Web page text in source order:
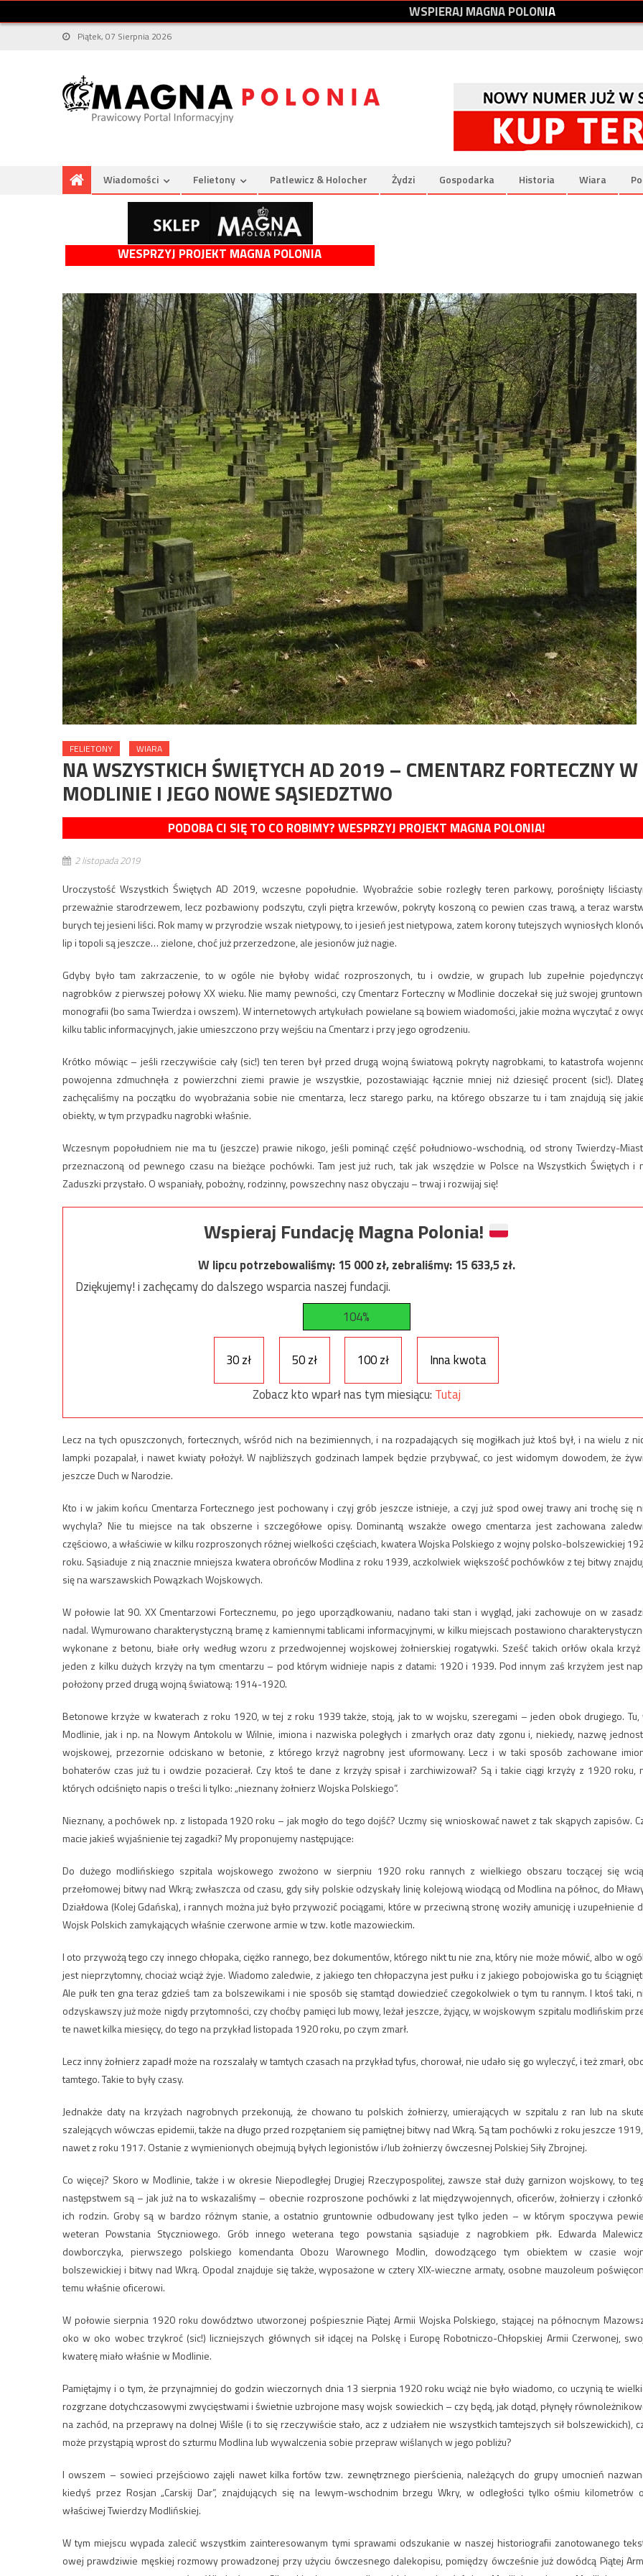
WSPIERAJMAGNAPOLONIA
Piątek, 07 Sierpnia 2026
Wiadomości Felietony Patlewicz & Holocher Żydzi Gospodarka Historia Wiara
WESPRZYJ PROJEKT MAGNA POLONIA
FELIETONY WIARA
NA WSZYSTKICH ŚWIĘTYCH AD 2019 – CMENTARZ FORTECZNY W
MODLINIE I JEGO NOWE SĄSIEDZTWO
PODOBA CI SIĘ TO CO ROBIMY? WESPRZYJ PROJEKT MAGNA POLONIA!
2 listopada 2019
Uroczystość Wszystkich Świętych AD 2019, wczesne popołudnie. Wyobraźcie sobie rozległy teren parkowy, porośnięty
przeważnie starodrzewem, lecz pozbawiony podszytu, czyli piętra krzewów, pokryty koszoną co pewien czas trawą, a teraz
burych tej jesieni liści. Rok mamy w przyrodzie wszak nietypowy, to i jesień jest nietypowa, zatem korony tutejszych wyniosłych
lip i topoli są jeszcze… zielone, choć już przerzedzone, ale jesionów już nagie.
Gdyby było tam zakrzaczenie, to w ogóle nie byłoby widać rozproszonych, tu i owdzie, w grupach lub zupełnie
nagrobków z pierwszej połowy XX wieku. Nie mamy pewności, czy Cmentarz Forteczny w Modlinie doczekał się już swojej
monografii (bo sama Twierdza i owszem). W internetowych artykułach powielane są bowiem wiadomości, jakie można wyczytać z
kilku tablic informacyjnych, jakie umieszczono przy wejściu na Cmentarz i przy jego ogrodzeniu.
Krótko mówiąc – jeśli rzeczywiście cały (sic!) ten teren był przed drugą wojną światową pokryty nagrobkami, to katastrofa
powojenna zdmuchnęła z powierzchni ziemi prawie je wszystkie, pozostawiając łącznie mniej niż dziesięć procent (sic!).
zachęcaliśmy na początku do wyobrażania sobie nie cmentarza, lecz starego parku, na którego obszarze tu i tam znajdują się
obiekty, w tym przypadku nagrobki właśnie.
Wczesnym popołudniem nie ma tu (jeszcze) prawie nikogo, jeśli pominąć część południowo-wschodnią, od strony Twierdzy-
przeznaczoną od pewnego czasu na bieżące pochówki. Tam jest już ruch, tak jak wszędzie w Polsce na Wszystkich Świętych i
Zaduszki przystało. O wspaniały, pobożny, rodzinny, powszechny nasz obyczaju – trwaj i rozwijaj się!
Wspieraj Fundację Magna Polonia!
W lipcu potrzebowaliśmy:15 000zł, zebraliśmy:15 633,5zł.
Dziękujemy! i zachęcamy do dalszego wsparcia naszej fundacji.
104%
30 zł 50 zł 100 zł
Inna kwota
Zobacz kto wparł nas tym miesiącu: Tutaj
Lecz na tych opuszczonych, fortecznych, wśród nich na bezimiennych, i na rozpadających się mogiłkach już ktoś był, i na wielu z
lampki pozapalał, i nawet kwiaty położył. W najbliższych godzinach lampek będzie przybywać, co jest widomym dowodem, że
jeszcze Duch w Narodzie.
Kto i w jakim końcu Cmentarza Fortecznego jest pochowany i czyj grób jeszcze istnieje, a czyj już spod owej trawy ani trochę się
wychyla? Nie tu miejsce na tak obszerne i szczegółowe opisy. Dominantą wszakże owego cmentarza jest zachowana
częściowo, a właściwie w kilku rozproszonych różnej wielkości częściach, kwatera Wojska Polskiego z wojny polsko-bolszewickiej
roku. Sąsiaduje z nią znacznie mniejsza kwatera obrońców Modlina z roku 1939, aczkolwiek większość pochówków z tej bitwy
się na warszawskich Powązkach Wojskowych.
W połowie lat 90. XX Cmentarzowi Fortecznemu, po jego uporządkowaniu, nadano taki stan i wygląd, jaki zachowuje on w
nadal. Wymurowano charakterystyczną bramę z kamiennymi tablicami informacyjnymi, w kilku miejscach postawiono
wykonane z betonu, białe orły według wzoru z przedwojennej wojskowej żołnierskiej rogatywki. Sześć takich orłów okala
jeden z kilku dużych krzyży na tym cmentarzu – pod którym widnieje napis z datami: 1920 i 1939. Pod innym zaś krzyżem jest
położony przed drugą wojną światową: 1914-1920.
Betonowe krzyże w kwaterach z roku 1920, w tej z roku 1939 także, stoją, jak to w wojsku, szeregami – jeden obok drugiego. Tu,
Modlinie, jak i np. na Nowym Antokolu w Wilnie, imiona i nazwiska poległych i zmarłych oraz daty zgonu i, niekiedy, nazwę
wojskowej, przezornie odciskano w betonie, z którego krzyż nagrobny jest uformowany. Lecz i w taki sposób zachowane
bohaterów czas już tu i owdzie pozacierał. Czy ktoś te dane z krzyży spisał i zarchiwizował? Są i takie ciągi krzyży z 1920 roku,
których odciśnięto napis o treści li tylko: „nieznany żołnierz Wojska Polskiego”.
Nieznany, a pochówek np. z listopada 1920 roku – jak mogło do tego dojść? Uczmy się wnioskować nawet z tak skąpych zapisów.
macie jakieś wyjaśnienie tej zagadki? My proponujemy następujące:
Do dużego modlińskiego szpitala wojskowego zwożono w sierpniu 1920 roku rannych z wielkiego obszaru toczącej się
przełomowej bitwy nad Wkrą; zwłaszcza od czasu, gdy siły polskie odzyskały linię kolejową wiodącą od Modlina na północ, do
Działdowa (Kolej Gdańska), i rannych można już było przywozić pociągami, które w przeciwną stronę woziły amunicję i uzupełnienie
Wojsk Polskich zamykających właśnie czerwone armie w tzw. kotle mazowieckim.
I oto przywożą tego czy innego chłopaka, ciężko rannego, bez dokumentów, którego nikt tu nie zna, który nie może mówić, albo w
jest nieprzytomny, chociaż wciąż żyje. Wiadomo zaledwie, z jakiego ten chłopaczyna jest pułku i z jakiego pobojowiska go tu
Ale pułk ten gna teraz gdzieś tam za bolszewikami i nie sposób się stamtąd dowiedzieć czegokolwiek o tym tu rannym. I ktoś taki,
odzyskawszy już może nigdy przytomności, czy choćby pamięci lub mowy, leżał jeszcze, żyjący, w wojskowym szpitalu modlińskim
te nawet kilka miesięcy, do tego na przykład listopada 1920 roku, po czym zmarł.
Lecz inny żołnierz zapadł może na rozszalały w tamtych czasach na przykład tyfus, chorował, nie udało się go wyleczyć, i też zmarł,
tamtego. Takie to były czasy.
Jednakże daty na krzyżach nagrobnych przekonują, że chowano tu polskich żołnierzy, umierających w szpitalu z ran lub na
szalejących wówczas epidemii, także na długo przed rozpętaniem się pamiętnej bitwy nad Wkrą. Są tam pochówki z roku jeszcze
nawet z roku 1917. Ostanie z wymienionych obejmują byłych legionistów i/lub żołnierzy ówczesnej Polskiej Siły Zbrojnej.
Co więcej? Skoro w Modlinie, także i w okresie Niepodległej Drugiej Rzeczypospolitej, zawsze stał duży garnizon wojskowy, to
następstwem są – jak już na to wskazaliśmy – obecnie rozproszone pochówki z lat międzywojennych, oficerów, żołnierzy i
ich rodzin. Groby są w bardzo różnym stanie, a ostatnio gruntownie odbudowany jest tylko jeden – w którym spoczywa
weteran Powstania Styczniowego. Grób innego weterana tego powstania sąsiaduje z nagrobkiem płk. Edwarda
dowborczyka, pierwszego polskiego komendanta Obozu Warownego Modlin, dowodzącego tym obiektem w czasie
bolszewickiej i bitwy nad Wkrą. Opodal znajduje się także, wyposażone w cztery XIX-wieczne armaty, osobne mauzoleum
temu właśnie oficerowi.
W połowie sierpnia 1920 roku dowództwo utworzonej pośpiesznie Piątej Armii Wojska Polskiego, stającej na północnym
oko w oko wobec trzykroć (sic!) liczniejszych głównych sił idącej na Polskę i Europę Robotniczo-Chłopskiej Armii Czerwonej,
kwaterę miało właśnie w Modlinie.
Pamiętajmy i o tym, że przynajmniej do godzin wieczornych dnia 13 sierpnia 1920 roku wciąż nie było wiadomo, co uczynią te
rozgrzane dotychczasowymi zwycięstwami i świetnie uzbrojone masy wojsk sowieckich – czy będą, jak dotąd, płynęły
na zachód, na przeprawy na dolnej Wiśle (i to się rzeczywiście stało, acz z udziałem nie wszystkich tamtejszych sił bolszewickich),
może przystąpią wprost do szturmu Modlina lub wywalczenia sobie przepraw wiślanych w jego pobliżu?
I owszem – sowieci przejściowo zajęli nawet kilka fortów tzw. zewnętrznego pierścienia, należących do grupy umocnień
kiedyś przez Rosjan „Carskij Dar”, znajdujących się na lewym-wschodnim brzegu Wkry, w odległości tylko ośmiu kilometrów
właściwej Twierdzy Modlińskiej.
W tym miejscu wypada zalecić wszystkim zainteresowanym tymi sprawami odszukanie w naszej historiografii zanotowanego
owej prawdziwie męskiej rozmowy prowadzonej przy użyciu ówczesnego dalekopisu, pomiędzy ówcześnie już dowódcą Piątej